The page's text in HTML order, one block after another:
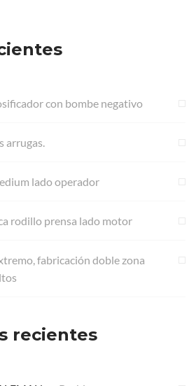
con bombe negativo
arrugas.
lado operador
rodillo prensa lado motor
fabricación doble zona
recientes